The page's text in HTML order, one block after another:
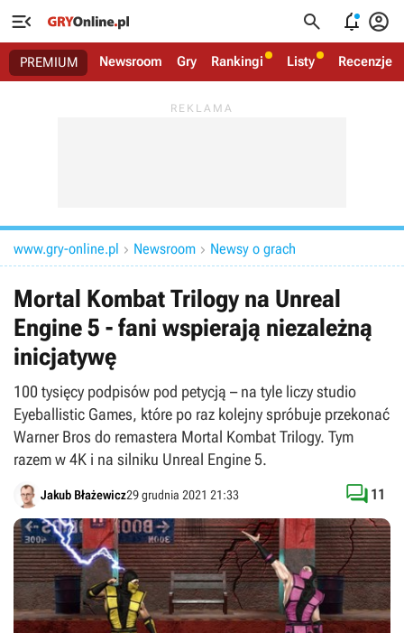
   
PREMIUM Newsroom Gry Rankingi Listy Recenzje
www.gry-online.pl  Newsroom  Newsy o grach
Mortal Kombat Trilogy na Unreal
Engine 5 - fani wspierają niezależną
inicjatywę
100 tysięcy podpisów pod petycją – na tyle liczy studio
Eyeballistic Games, które po raz kolejny spróbuje przekonać
Warner Bros do remastera Mortal Kombat Trilogy. Tym
razem w 4K i na silniku Unreal Engine 5.
Jakub Błażewicz29 grudnia 2021 21:33  11